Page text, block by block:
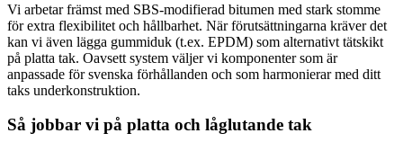
Vi arbetar främst med SBS-modifierad bitumen med stark stomme
för extra flexibilitet och hållbarhet. När förutsättningarna kräver det
kan vi även lägga gummiduk (t.ex. EPDM) som alternativt tätskikt
på platta tak. Oavsett system väljer vi komponenter som är
anpassade för svenska förhållanden och som harmonierar med ditt
taks underkonstruktion.
Så jobbar vi på platta och låglutande tak